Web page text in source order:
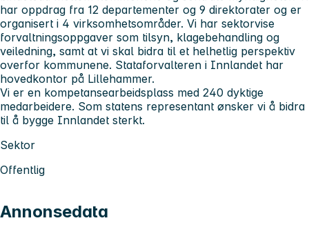
har oppdrag fra 12 departementer og 9 direktorater og er
organisert i 4 virksomhetsområder. Vi har sektorvise
forvaltningsoppgaver som tilsyn, klagebehandling og
veiledning, samt at vi skal bidra til et helhetlig perspektiv
overfor kommunene. Stataforvalteren i Innlandet har
hovedkontor på Lillehammer.
Vi er en kompetansearbeidsplass med 240 dyktige
medarbeidere. Som statens representant ønsker vi å bidra
til å bygge Innlandet sterkt.
Sektor
Offentlig
Annonsedata